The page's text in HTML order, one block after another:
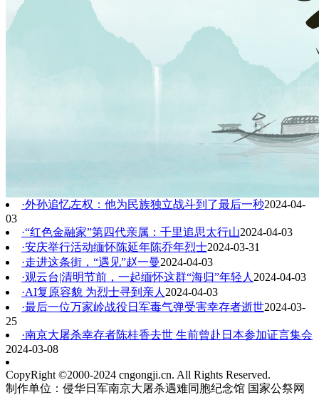
·外孙追忆左权：他为民族独立战斗到了最后一秒2024-04-
03
·“红色金融家”第四代亲属：千里追思太行山2024-04-03
·安庆举行活动缅怀陈延年陈乔年烈士2024-03-31
·走进这条街，“遇见”赵一曼2024-04-03
·观云台|清明节前，一起缅怀这群“海归”年轻人 2024-04-03
·AI复原容貌 为烈士寻到亲人 2024-04-03
·最后一位万家岭战役日军毒气弹受害幸存者逝世2024-03-
25
·南京大屠杀幸存者陈桂香去世 生前曾赴日本参加证言集会
2024-03-08
CopyRight ©2000-2024 cngongji.cn. All Rights Reserved.
制作单位：侵华日军南京大屠杀遇难同胞纪念馆 国家公祭网